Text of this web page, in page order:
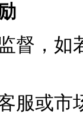
督，如
服或市